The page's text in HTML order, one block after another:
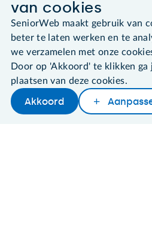
Later lezenDelen
Privacybeleid
About SeniorWeb
van cookies
SeniorWeb maakt gebruik van
beter te laten werken en te
we verzamelen met onze
Door op 'Akkoord' te klikken
plaatsen van deze cookies.
Akkoord